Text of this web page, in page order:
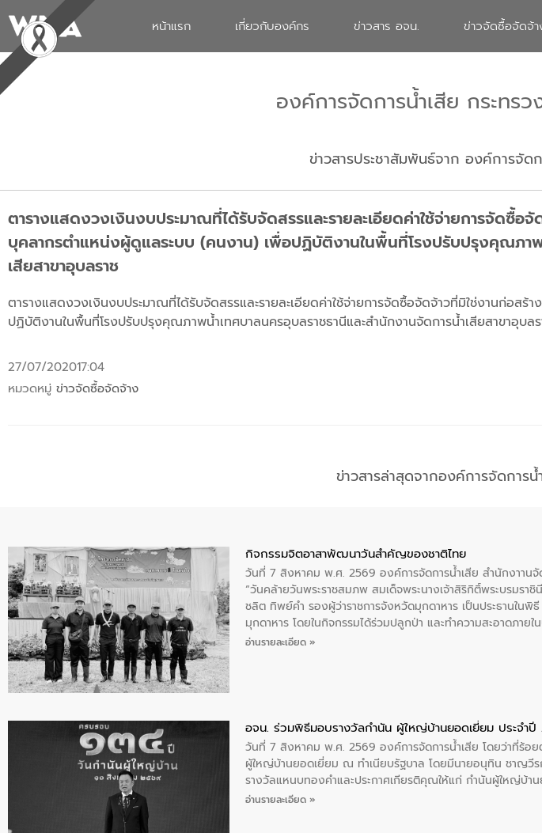
หน้าแรก เกี่ยวกับองค์กร ข่าวสาร อจน. ข่าวจัดซื้อจัดจ้า
องค์การจัดการน้ำเสีย กระทรว
ข่าวสารประชาสัมพันธ์จาก องค์การจัดก
ตารางแสดงวงเงินงบประมาณที่ได้รับจัดสรรและรายละเอียดค่าใช้จ่ายการจัดซื้อ
บุคลากรตำแหน่งผู้ดูแลระบบ (คนงาน) เพื่อปฏิบัติงานในพื้นที่โรงปรับปรุงคุณภาพ
เสียสาขาอุบลราช
ตารางแสดงวงเงินงบประมาณที่ได้รับจัดสรรและรายละเอียดค่าใช้จ่ายการจัดซื้อจัดจ้าวที่มิใช่งานก่อส
ปฏิบัติงานในพื้นที่โรงปรับปรุงคุณภาพน้ำเทศบาลนครอุบลราชธานีและสำนักงานจัดการน้ำเสียสาขาอุบล
27/07/202017:04
หมวดหมู่ ข่าวจัดซื้อจัดจ้าง
ข่าวสารล่าสุดจากองค์การจัดการน้
กิจกรรมจิตอาสาพัฒนาวันสําคัญของชาติไทย
วันที่ 7 สิงหาคม พ.ศ. 2569 องค์การจัดการน้ำเสีย สำนักงาาน
“วันคล้ายวันพระราชสมภพ สมเด็จพระนางเจ้าสิริกิติ์พระบรมร
ชลิต ทิพย์คำ รองผู้ว่าราชการจังหวัดมุกดาหาร เป็นประธานใน
มุกดาหาร โดยในกิจกรรมได้ร่วมปลูกป่า และทําความสะอาดภา
พระบรมราชินีนาถ พระบรมราชชนนีพันปีหลวง พร้อมถวายสัจป
อ่านรายละเอียด »
อจน. ร่วมพิธีมอบรางวัลกำนัน ผู้ใหญ่บ้านยอดเยี่ยม ประจำปี
วันที่ 7 สิงหาคม พ.ศ. 2569 องค์การจัดการน้ำเสีย โดยว่าที่
ผู้ใหญ่บ้านยอดเยี่ยม ณ ทำเนียบรัฐบาล โดยมีนายอนุทิน ชาญวีร
รางวัลแหนบทองคำและประกาศเกียรติคุณให้แก่ กำนันผู้ใหญ่บ้า
อ่านรายละเอียด »